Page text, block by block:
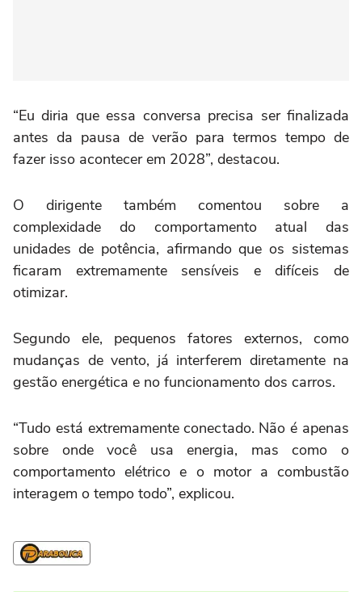
“Eu diria que essa conversa precisa ser finalizada
antes da pausa de verão para termos tempo de
fazer isso acontecer em 2028”, destacou.
O dirigente também comentou sobre a
complexidade do comportamento atual das
unidades de potência, afirmando que os sistemas
ficaram extremamente sensíveis e difíceis de
otimizar.
Segundo ele, pequenos fatores externos, como
mudanças de vento, já interferem diretamente na
gestão energética e no funcionamento dos carros.
“Tudo está extremamente conectado. Não é apenas
sobre onde você usa energia, mas como o
comportamento elétrico e o motor a combustão
interagem o tempo todo”, explicou.